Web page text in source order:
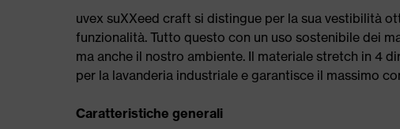
uvex suXXeed craft si distingue per la sua vestibilità
funzionalità. Tutto questo con un uso sostenibile dei
ma anche il nostro ambiente. Il materiale stretch in 4
per la lavanderia industriale e garantisce il massimo
Caratteristiche generali